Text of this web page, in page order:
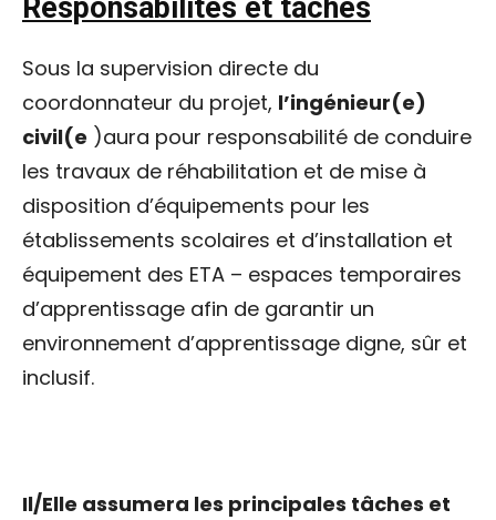
Responsabilités et tâches
Sous la supervision directe du
coordonnateur du projet, l’ingénieur(e)
civil(e )aura pour responsabilité de conduire
les travaux de réhabilitation et de mise à
disposition d’équipements pour les
établissements scolaires et d’installation et
équipement des ETA – espaces temporaires
d’apprentissage afin de garantir un
environnement d’apprentissage digne, sûr et
inclusif.
Il/Elle assumera les principales tâches et